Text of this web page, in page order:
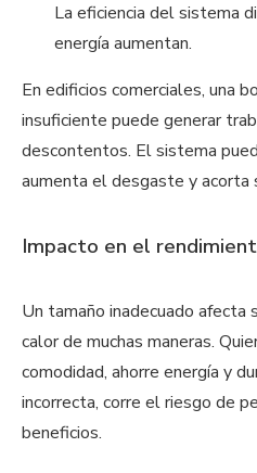
La eficiencia del sistema
energía aumentan.
En edificios comerciales, una
insuficiente puede generar
descontentos. El sistema
aumenta el desgaste y acorta
Impacto en el
Un tamaño inadecuado afecta
calor de muchas maneras.
comodidad, ahorre energía y
incorrecta, corre el riesgo de
beneficios.